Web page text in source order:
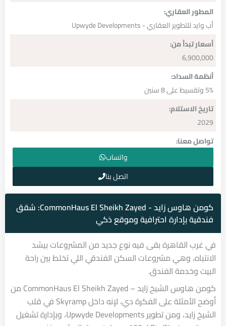
المطور العقاري:
أب وايد للتطوير العقاري - Upwyde Developments
أسعار تبدأ من:
6,900,000
أنظمة السداد:
5% وتقسيط على 8 سنين
تاريخ الاستلام:
2029
تواصل معنا:
واتساب
اتصل بنا
كومن هاوس زايد - CommonHaus El Sheikh Zayed: شقق
فندقية بإدارة احترافية وموقع ذكي
في غرب القاهرة بقى فيه نوع جديد من المشروعات بيشد
الانتباه، وهي مشروعات السكن الفندقي اللي تخلط بين راحة
البيت وخدمة الفندق.
كومن هاوس الشيخ زايد – CommonHaus El Sheikh Zayed من
أوضح الأمثلة على الفكرة دي، لإنه داخل Skyramp في قلب
الشيخ زايد، ومن تطوير Upwyde Developments، وبإدارة تشغيل